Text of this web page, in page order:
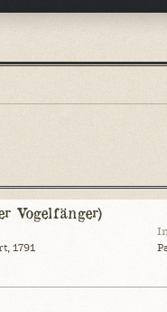
Vogelfänger)
1791